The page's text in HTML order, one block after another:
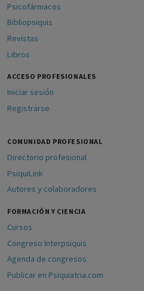
Psicofármacos
Bibliopsiquis
Revistas
Libros
ACCESO PROFESIONALES
Iniciar sesión
Registrarse
COMUNIDAD PROFESIONAL
Directorio profesional
PsiquiLink
Autores y colaboradores
FORMACIÓN Y CIENCIA
Cursos
Congreso Interpsiquis
Agenda de congresos
Publicar en Psiquiatria.com